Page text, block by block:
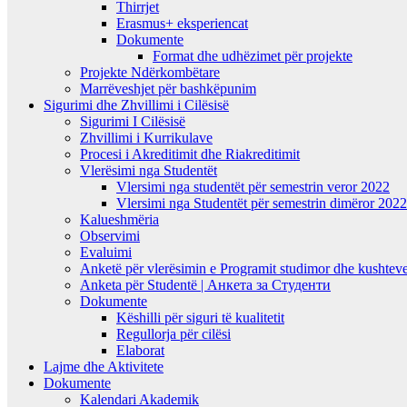
Thirrjet
Erasmus+ eksperiencat
Dokumente
Format dhe udhëzimet për projekte
Projekte Ndërkombëtare
Marrëveshjet për bashkëpunim
Sigurimi dhe Zhvillimi i Cilësisë
Sigurimi I Cilësisë
Zhvillimi i Kurrikulave
Procesi i Akreditimit dhe Riakreditimit
Vlerësimi nga Studentët
Vlersimi nga studentët për semestrin veror 2022
Vlersimi nga Studentët për semestrin dimëror
Kalueshmëria
Observimi
Evaluimi
Anketë për vlerësimin e Programit studimor dhe
Anketa për Studentë | Анкета за Студенти
Dokumente
Këshilli për siguri të kualitetit
Regullorja për cilësi
Elaborat
Lajme dhe Aktivitete
Dokumente
Kalendari Akademik